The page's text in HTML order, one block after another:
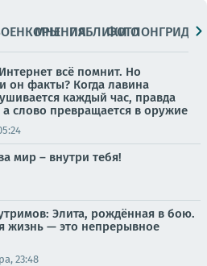
МНЕНИЯПАБЛИКИ
ФОТОЛОНГРИДЫ
всё помнит. Но
он факты? Когда лавина
каждый час, правда
слово превращается в оружие
мир – внутри тебя!
Элита, рождённая в бою.
жизнь — это непрерывное
23:48